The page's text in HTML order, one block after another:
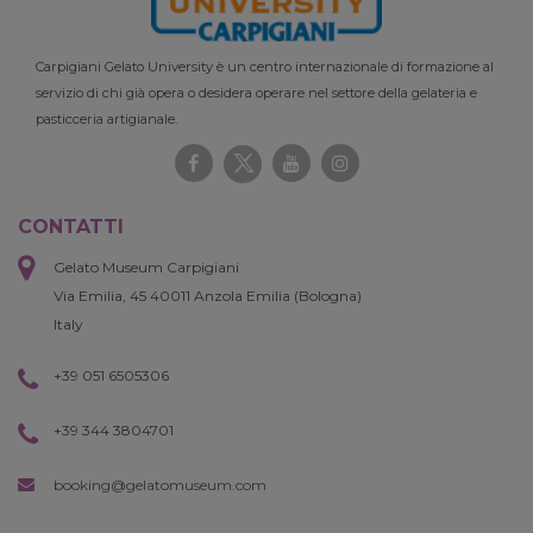
Carpigiani Gelato University è un centro internazionale di formazione al
servizio di chi già opera o desidera operare nel settore della gelateria e
pasticceria artigianale.
CONTATTI
Gelato Museum Carpigiani
Via Emilia, 45 40011 Anzola Emilia (Bologna)
Italy
+39 051 6505306
+39 344 3804701
booking@gelatomuseum.com